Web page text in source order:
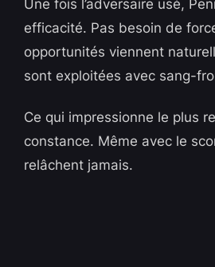
Une fois l’adversaire usé,
efficacité. Pas besoin de
opportunités viennent
sont exploitées avec sang-
Ce qui impressionne le plus
constance. Même avec le
relâchent jamais.